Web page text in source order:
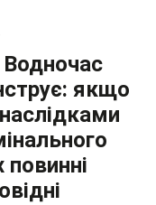
Водночас
якщо